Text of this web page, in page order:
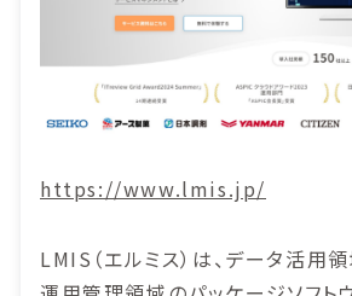
https://www.lmis.jp/
LMIS（エルミス）は、データ活用